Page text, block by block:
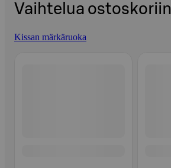
Vaihtelua ostoskoriin
Kissan märkäruoka